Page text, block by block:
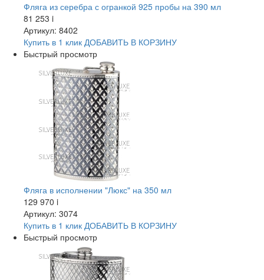
Фляга из серебра с огранкой 925 пробы на 390 мл
81 253 i
Артикул: 8402
Купить в 1 клик ДОБАВИТЬ В КОРЗИНУ
Быстрый просмотр
Фляга в исполнении "Люкс" на 350 мл
129 970 i
Артикул: 3074
Купить в 1 клик ДОБАВИТЬ В КОРЗИНУ
Быстрый просмотр